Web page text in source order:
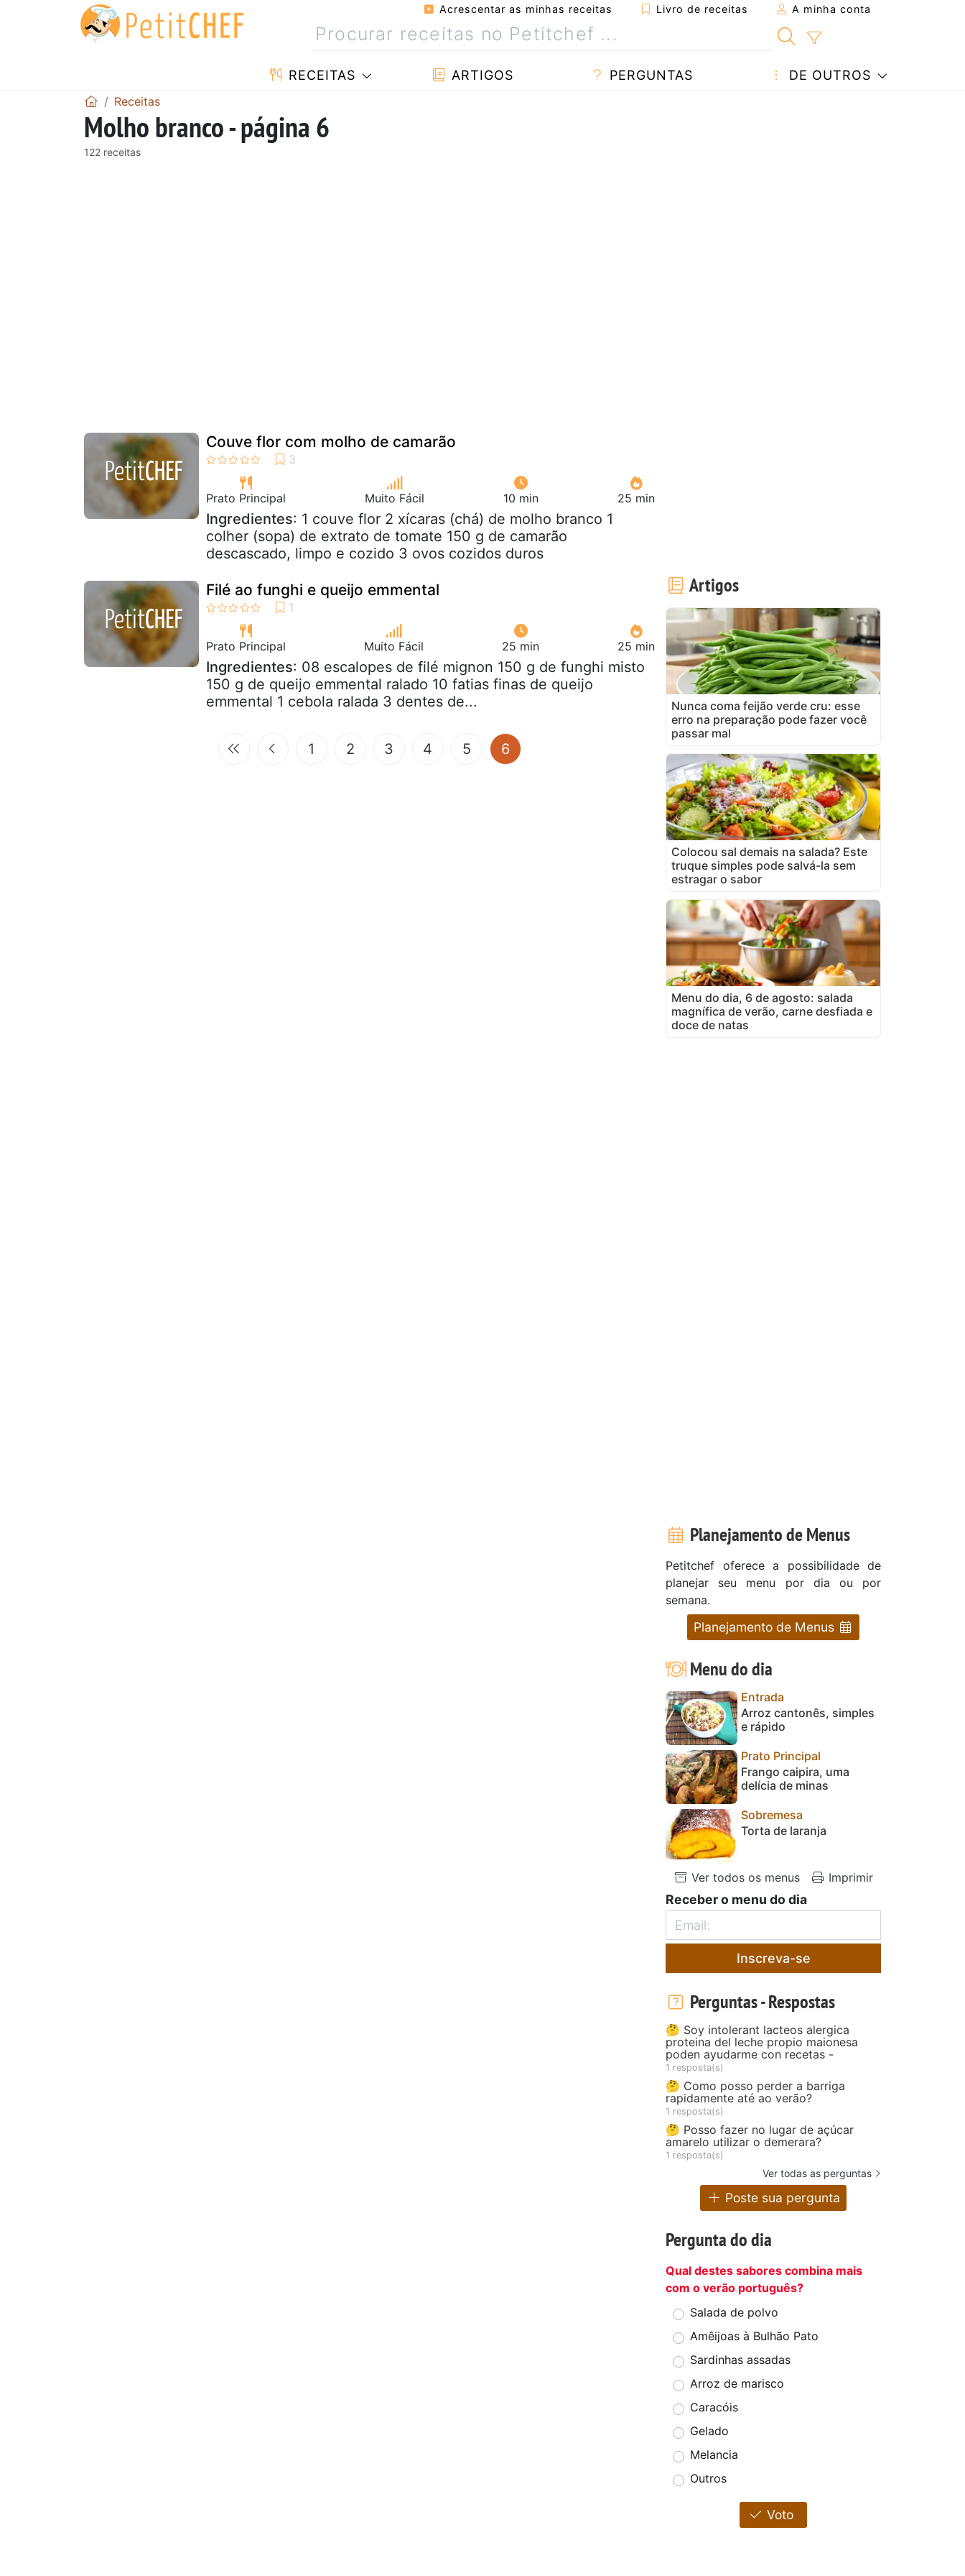
Acrescentar as minhas receitas Livro de receitas A minha conta
RECEITAS ARTIGOS PERGUNTAS DE OUTROS
Receitas
Molho branco - página 6
122 receitas
Couve flor com molho de camarão
Prato Principal Muito Fácil 10 min 25 min
Ingredientes: 1 couve flor 2 xícaras (chá) de molho branco 1
colher (sopa) de extrato de tomate 150 g de camarão
descascado, limpo e cozido 3 ovos cozidos duros
Filé ao funghi e queijo emmental
Prato Principal Muito Fácil 25 min 25 min
Ingredientes: 08 escalopes de filé mignon 150 g de funghi misto
150 g de queijo emmental ralado 10 fatias finas de queijo
emmental 1 cebola ralada 3 dentes de...
1 2 3 4 5 6(current)
Artigos
Nunca coma feijão verde cru: esse
erro na preparação pode fazer você
passar mal
Colocou sal demais na salada? Este
truque simples pode salvá-la sem
estragar o sabor
Menu do dia, 6 de agosto: salada
magnífica de verão, carne desfiada e
doce de natas
Planejamento de Menus
Petitchef oferece a possibilidade de
planejar seu menu por dia ou por
semana.
Planejamento de Menus
Menu do dia
Entrada
Arroz cantonês, simples
e rápido
Prato Principal
Frango caipira, uma
delícia de minas
Sobremesa
Torta de laranja
Ver todos os menus Imprimir
Receber o menu do dia
Inscreva-se
Perguntas - Respostas
🤔 Soy intolerant lacteos alergica
proteina del leche propio maionesa
poden ayudarme con recetas -
1 resposta(s)
🤔 Como posso perder a barriga
rapidamente até ao verão?
1 resposta(s)
🤔 Posso fazer no lugar de açúcar
amarelo utilizar o demerara?
1 resposta(s)
Ver todas as perguntas
Poste sua pergunta
Pergunta do dia
Qual destes sabores combina mais
com o verão português?
Salada de polvo
Amêijoas à Bulhão Pato
Sardinhas assadas
Arroz de marisco
Caracóis
Gelado
Melancia
Outros
Voto